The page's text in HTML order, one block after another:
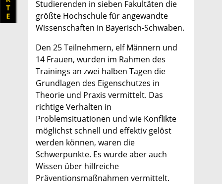
Studierenden in sieben Fakultäten die
größte Hochschule für angewandte
Wissenschaften in Bayerisch-Schwaben.
Den 25 Teilnehmern, elf Männern und
14 Frauen, wurden im Rahmen des
Trainings an zwei halben Tagen die
Grundlagen des Eigenschutzes in
Theorie und Praxis vermittelt. Das
richtige Verhalten in
Problemsituationen und wie Konflikte
möglichst schnell und effektiv gelöst
werden können, waren die
Schwerpunkte. Es wurde aber auch
Wissen über hilfreiche
Präventionsmaßnahmen vermittelt.